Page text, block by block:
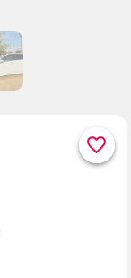
favorite_border